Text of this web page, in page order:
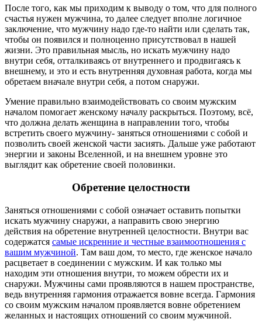
После того, как мы приходим к выводу о том, что для полного
счастья нужен мужчина, то далее следует вполне логичное
заключение, что мужчину надо где-то найти или сделать так,
чтобы он появился и полноценно присутствовал в нашей
жизни. Это правильная мысль, но искать мужчину надо
внутри себя, отталкиваясь от внутреннего и продвигаясь к
внешнему, и это и есть внутренняя духовная работа, когда мы
обретаем вначале внутри себя, а потом снаружи.
Умение правильно взаимодействовать со своим мужским
началом помогает женскому началу раскрыться. Поэтому, всё,
что должна делать женщина в направлении того, чтобы
встретить своего мужчину- заняться отношениями с собой и
позволить своей женской части засиять. Дальше уже работают
энергии и законы Вселенной, и на внешнем уровне это
выглядит как обретение своей половинки.
Обретение целостности
Заняться отношениями с собой означает оставить попытки
искать мужчину снаружи, а направить свою энергию
действия на обретение внутренней целостности. Внутри вас
содержатся самые искренние и честные взаимоотношения с
вашим мужчиной. Там ваш дом, то место, где женское начало
расцветает в соединении с мужским. И как только мы
находим эти отношения внутри, то можем обрести их и
снаружи. Мужчины сами проявляются в нашем пространстве,
ведь внутренняя гармония отражается вовне всегда. Гармония
со своим мужским началом проявляется вовне обретением
желанных и настоящих отношений со своим мужчиной.